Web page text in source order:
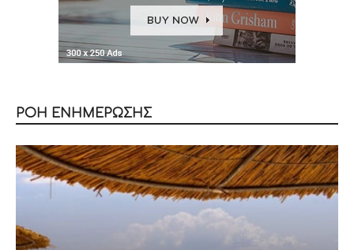
ΡΟΗ ΕΝΗΜΕΡΩΣΗΣ